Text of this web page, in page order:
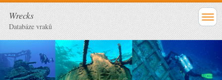
Wrecks
Databáze vraků